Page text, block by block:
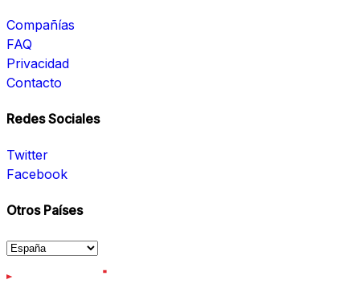
Compañías
FAQ
Privacidad
Contacto
Redes Sociales
Twitter
Facebook
Otros Países